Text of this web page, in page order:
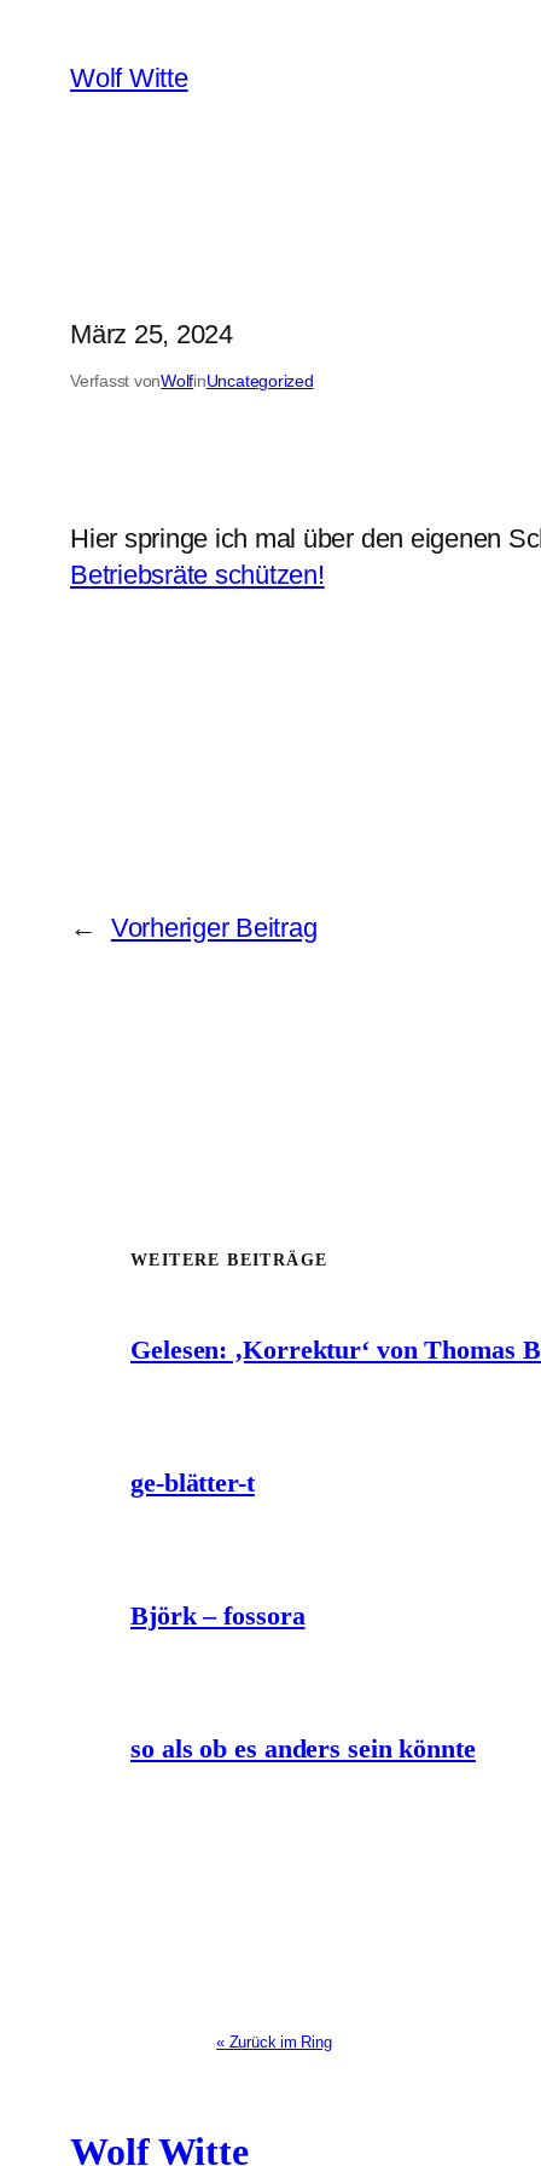
Inhalt
springen
Wolf Witte
März 25, 2024
Verfasst vonWolfinUncategorized
Hier springe ich mal über den eigenen
Betriebsräte schützen!
← Vorheriger Beitrag
WEITERE BEITRÄGE
Gelesen: ‚Korrektur‘ von Thomas
ge-blätter-t
Björk – fossora
so als ob es anders sein könnte
« Zurück im Ring
Wolf Witte